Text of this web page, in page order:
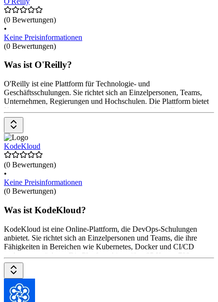
Zertifizierungsprogramm. Es gibt auch kostenlose Ressourcen und
Kurse für diejenigen, die sich zunächst einen Überblick verschaffen
möchten.
(0 Bewertungen)
•
Keine Preisinformationen
(0 Bewertungen)
Was ist O'Reilly?
O'Reilly ist eine Plattform für Technologie- und
Geschäftsschulungen. Sie richtet sich an Einzelpersonen, Teams,
Unternehmen, Regierungen und Hochschulen. Die Plattform bietet
Kurse, Zertifizierungen, interaktives Lernen und Live-Events.
Anwender*innen können auf über 5.000 digitale Kurse zugreifen
und ihre technischen Fähigkeiten verbessern. Die Preise variieren je
nach Art des Zugangs und der Anzahl der Nutzer*innen.
KodeKloud
(0 Bewertungen)
•
Keine Preisinformationen
(0 Bewertungen)
Was ist KodeKloud?
KodeKloud ist eine Online-Plattform, die DevOps-Schulungen
anbietet. Sie richtet sich an Einzelpersonen und Teams, die ihre
Fähigkeiten in Bereichen wie Kubernetes, Docker und CI/CD
verbessern möchten. Die Plattform bietet über 85 Kurse, 700+
Hands-on Labs und interaktives Lernen. Die Kurse sind auf dem
neuesten Stand und einfach zu verstehen. KodeKloud bietet auch
eine Community für den Austausch von Ratschlägen und
Einblicken. Die Preisgestaltung variiert je nach gewähltem Plan,
wobei auch eine kostenlose Testversion verfügbar ist.